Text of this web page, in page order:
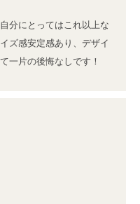
分にとってはこれ以上な
ズ感安定感あり、デザイ
一片の後悔なしです！